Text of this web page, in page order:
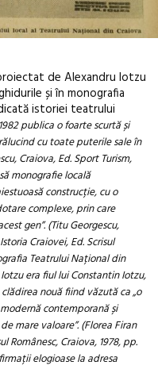
de Alexandru Iotzu
și în monografia
istoriei teatrului
publica o foarte scurtă și
cu toate puterile sale în
Craiova, Ed. Sport Turism,
monografie locală
construcție, cu o
complexe, prin care
gen”. (Titu Georgescu,
Craiovei, Ed. Scrisul
Teatrului Național din
era fiul lui Constantin Iotzu,
nouă fiind văzută ca „o
contemporană și
mare valoare”. (Florea Firan
Românesc, Craiova, 1978, pp.
elogioase la adresa